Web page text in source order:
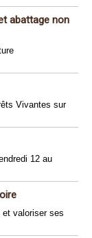
abattage non
Vivantes sur
12 au
et valoriser ses